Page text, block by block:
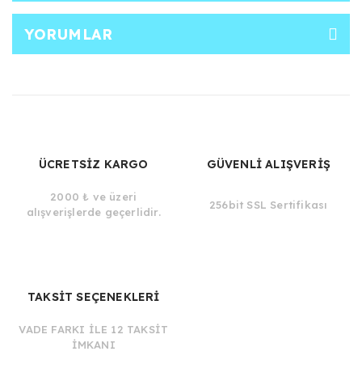
YORUMLAR
ÜCRETSİZ KARGO
2000 ₺ ve üzeri
alışverişlerde geçerlidir.
GÜVENLİ ALIŞVERİŞ
256bit SSL Sertifikası
TAKSİT SEÇENEKLERİ
VADE FARKI İLE 12 TAKSİT
İMKANI